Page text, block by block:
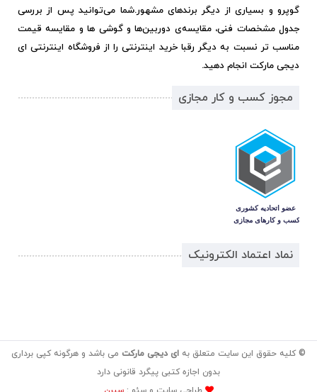
گوپرو و بسیاری از دیگر برندهای مشهور.شما می‌توانید پس از بررسی
جدول مشخصات فنی، مقایسه‌ی دوربین‌ها و گوشی ها و مقایسه قیمت
مناسب تر نسبت به دیگر رقبا خرید اینترنتی را از فروشگاه اینترنتی ای
دیجی مارکت انجام دهید.
مجوز کسب و کار مجازی
نماد اعتماد الکترونیک
© کلیه حقوق این سایت متعلق به ای دیجی مارکت می باشد و هرگونه کپی برداری
بدون اجازه کتبی پیگرد قانونی دارد